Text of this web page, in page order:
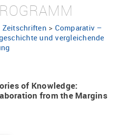
Zeitschriften > Comparativ –
und vergleichende
of Knowledge:
from the Margins